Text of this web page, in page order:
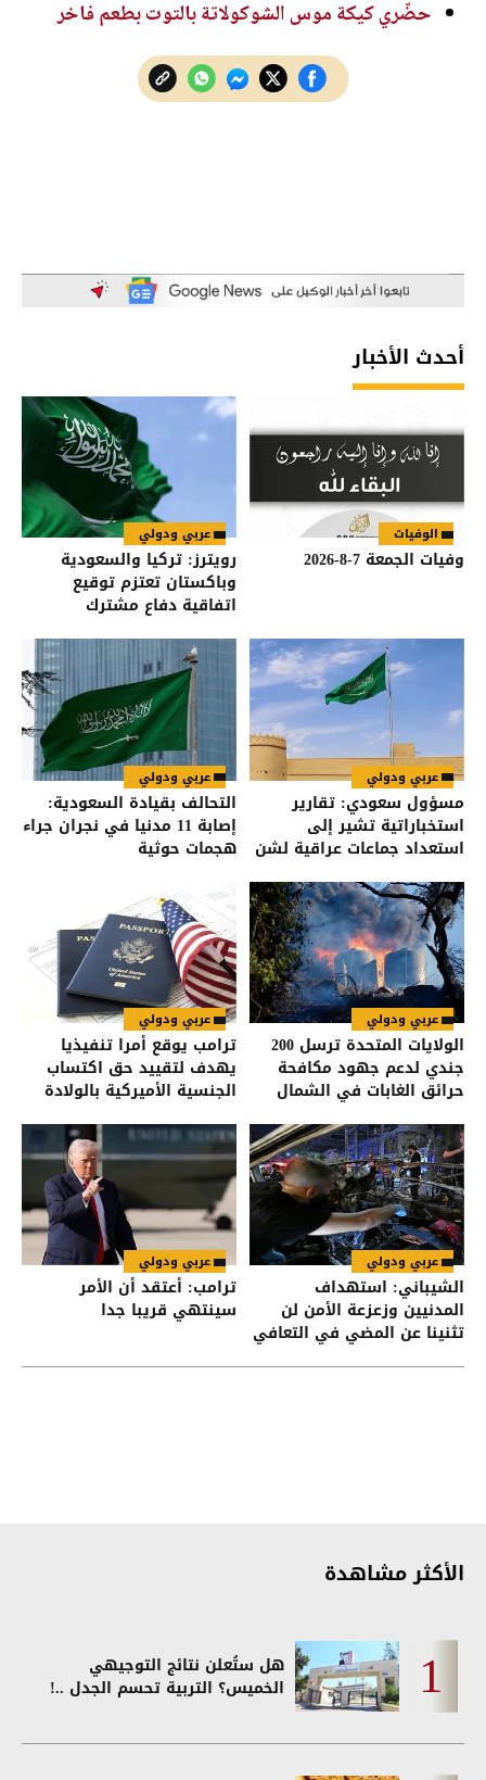
حضّري كيكة موس الشوكولاتة بالتوت بطعم فاخر
أحدث الأخبار
الوفيات
وفيات الجمعة 7-8-2026
عربي ودولي
رويترز: تركيا والسعودية
وباكستان تعتزم توقيع
اتفاقية دفاع مشترك
عربي ودولي
مسؤول سعودي: تقارير
استخباراتية تشير إلى
استعداد جماعات عراقية لشن
عربي ودولي
التحالف بقيادة السعودية:
إصابة 11 مدنيا في نجران جراء
هجمات حوثية
عربي ودولي
الولايات المتحدة ترسل 200
جندي لدعم جهود مكافحة
حرائق الغابات في الشمال
عربي ودولي
ترامب يوقع أمرا تنفيذيا
يهدف لتقييد حق اكتساب
الجنسية الأميركية بالولادة
عربي ودولي
الشيباني: استهداف
المدنيين وزعزعة الأمن لن
تثنينا عن المضي في التعافي
عربي ودولي
ترامب: أعتقد أن الأمر
سينتهي قريبا جدا
الأكثر مشاهدة
هل ستُعلن نتائج التوجيهي
الخميس؟ التربية تحسم الجدل ..!